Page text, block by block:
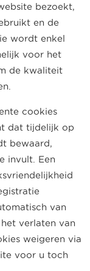
bezoekt,
en de
wordt enkel
voor het
de kwaliteit
cookies
dat tijdelijk op
bewaard,
invult. Een
van
verlaten van
weigeren via
voor u toch